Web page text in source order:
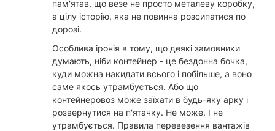
пам'ятав, що везе не просто металеву коробку,
а цілу історію, яка не повинна розсипатися по
дорозі.
Особлива іронія в тому, що деякі замовники
думають, ніби контейнер - це бездонна бочка,
куди можна накидати всього і побільше, а воно
саме якось утрамбується. Або що
контейнеровоз може заїхати в будь-яку арку і
розвернутися на п'ятачку. Не може. І не
утрамбується. Правила перевезення вантажів